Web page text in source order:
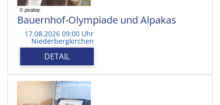
Bauernhof-Olympiade und Alpakas
17.08.2026 09:00 Uhr
Niederbergkirchen
DETAIL